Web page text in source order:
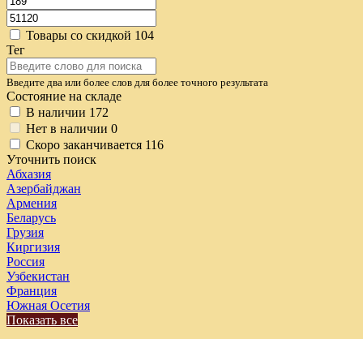
Товары со скидкой 104
Тег
Введите два или более слов для более точного результата
Состояние на складе
В наличии 172
Нет в наличии 0
Скоро заканчивается 116
Уточнить поиск
Абхазия
Азербайджан
Армения
Беларусь
Грузия
Киргизия
Россия
Узбекистан
Франция
Южная Осетия
Показать все